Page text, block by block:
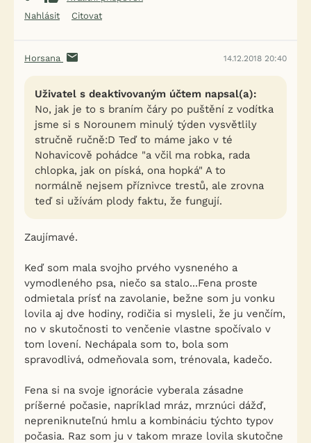
Nahlásit
Citovat
Horsana 14.12.2018 20:40
Uživatel s deaktivovaným účtem napsal(a):
No, jak je to s braním čáry po puštění z vodítka
jsme si s Norounem minulý týden vysvětlily
stručně ručně:D Teď to máme jako v té
Nohavicově pohádce "a včil ma robka, rada
chlopka, jak on píská, ona hopká" A to
normálně nejsem příznivce trestů, ale zrovna
teď si užívám plody faktu, že fungují.
Zaujímavé.
Keď som mala svojho prvého vysneného a
vymodleného psa, niečo sa stalo...Fena proste
odmietala prísť na zavolanie, bežne som ju vonku
lovila aj dve hodiny, rodičia si mysleli, že ju venčím,
no v skutočnosti to venčenie vlastne spočívalo v
tom lovení. Nechápala som to, bola som
spravodlivá, odmeňovala som, trénovala, kadečo.
Fena si na svoje ignorácie vyberala zásadne
príšerné počasie, napríklad mráz, mrznúci dážď,
nepreniknuteľnú hmlu a kombináciu týchto typov
počasia. Raz som ju v takom mraze lovila skutočne